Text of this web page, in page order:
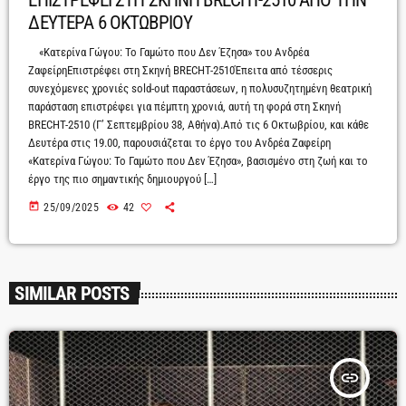
ΔΕΥΤΕΡΑ 6 ΟΚΤΩΒΡΙΟΥ
«Κατερίνα Γώγου: Το Γαμώτο που Δεν Έζησα» του Ανδρέα
ΖαφείρηΕπιστρέφει στη Σκηνή BRECHT-2510Έπειτα από τέσσερις
συνεχόμενες χρονιές sold-out παραστάσεων, η πολυσυζητημένη θεατρική
παράσταση επιστρέφει για πέμπτη χρονιά, αυτή τη φορά στη Σκηνή
BRECHT-2510 (Γ’ Σεπτεμβρίου 38, Αθήνα).Από τις 6 Οκτωβρίου, και κάθε
Δευτέρα στις 19.00, παρουσιάζεται το έργο του Ανδρέα Ζαφείρη
«Κατερίνα Γώγου: Το Γαμώτο που Δεν Έζησα», βασισμένο στη ζωή και το
έργο της πιο σημαντικής δημιουργού […]
today 25/09/2025 42
SIMILAR POSTS
insert_link